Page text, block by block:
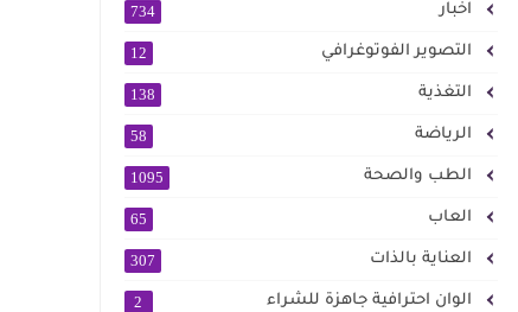
اخبار 734
التصوير الفوتوغرافي 12
التغذية 138
الرياضة 58
الطب والصحة 1095
العاب 65
العناية بالذات 307
الوان احترافية جاهزة للشراء 2